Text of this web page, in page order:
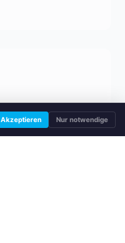
Akzeptieren Nur notwendige